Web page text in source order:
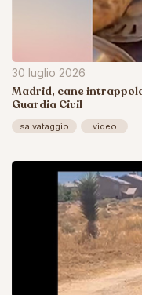
30 luglio 2026
Madrid, cane
Guardia Civil
salvataggio video